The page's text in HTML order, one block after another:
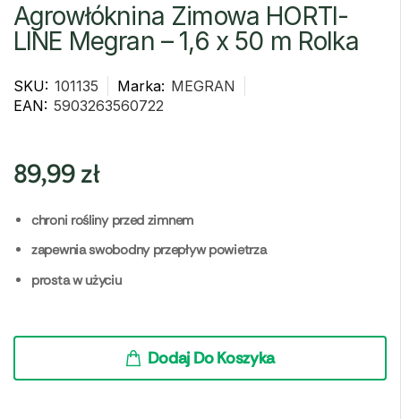
Agrowłóknina Zimowa HORTI-
LINE Megran – 1,6 x 50 m Rolka
SKU: 101135 Marka: MEGRAN
EAN: 5903263560722
89,99zł
chroni rośliny przed zimnem
zapewnia swobodny przepływ powietrza
prosta w użyciu
Dodaj Do Koszyka